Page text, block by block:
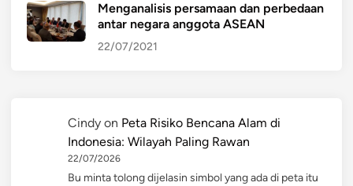
Menganalisis persamaan dan perbedaan
antar negara anggota ASEAN
22/07/2021
Cindy on Peta Risiko Bencana Alam di
Indonesia: Wilayah Paling Rawan
22/07/2026
Bu minta tolong dijelasin simbol yang ada di peta itu